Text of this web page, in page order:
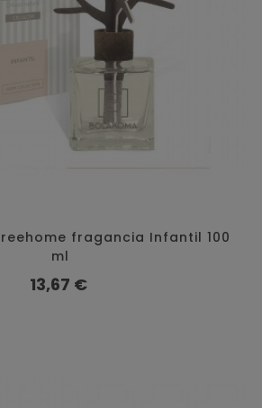
fragancia Infantil 100
ml
Precio
13,67 €